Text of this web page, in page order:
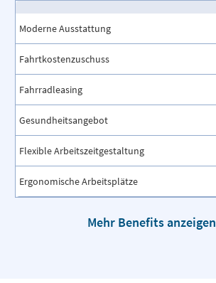
Moderne Ausstattung
Fahrtkostenzuschuss
Fahrradleasing
Gesundheitsangebot
Flexible Arbeitszeitgestaltung
Ergonomische Arbeitsplätze
Mehr Benefits anzeigen